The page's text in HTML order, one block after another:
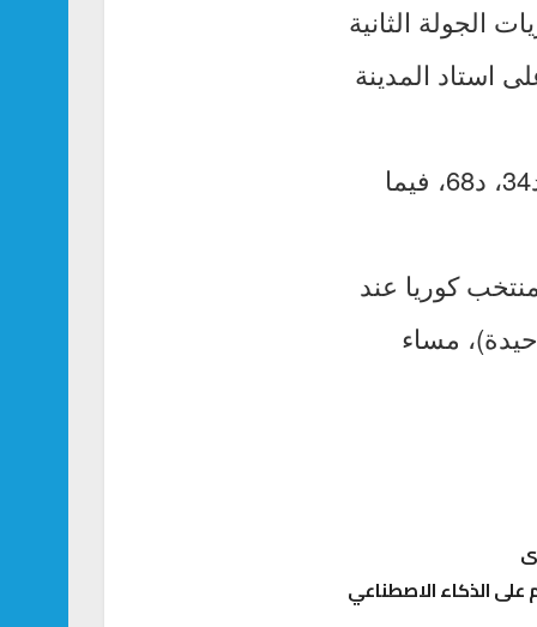
بنتيجة 3-2، ضمن مباريات الجولة الثانية
الذي أقيم على استاد المدينة
ثلاثية غانا حملت توقيع محمد ساليسو د24 و ثنائية من محمد قدوس د34، د68، فيما
تجمد رصيد منتخب كوريا عند
(نقطة وحيدة)، مساء
الذكاء الاصطناعي